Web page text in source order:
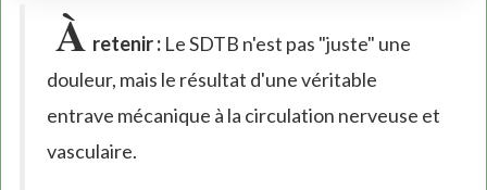
À retenir :Le SDTB n'est pas "juste" une
douleur, mais le résultat d'une véritable
entrave mécanique à la circulation nerveuse et
vasculaire.